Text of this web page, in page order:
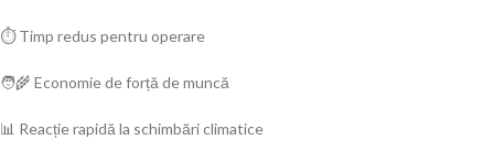
⏱️ Timp redus pentru operare
🧑‍🌾 Economie de forță de muncă
📊 Reacție rapidă la schimbări climatice